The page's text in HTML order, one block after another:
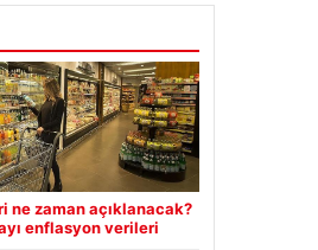
ne zaman açıklanacak?
enflasyon verileri